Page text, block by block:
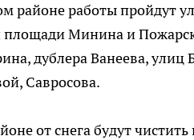
районе работы пройдут
площади Минина и
дублера Ванеева,
Савросова.
от снега будут